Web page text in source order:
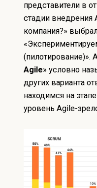
представители в
стадии внедрения
компания?»
(пилотирование)».
Agile» условно
других варианта
находимся на
уровень Agile-